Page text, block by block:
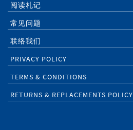
阅读札记
常见问题
联络我们
PRIVACY POLICY
TERMS & CONDITIONS
RETURNS & REPLACEMENTS POLICY